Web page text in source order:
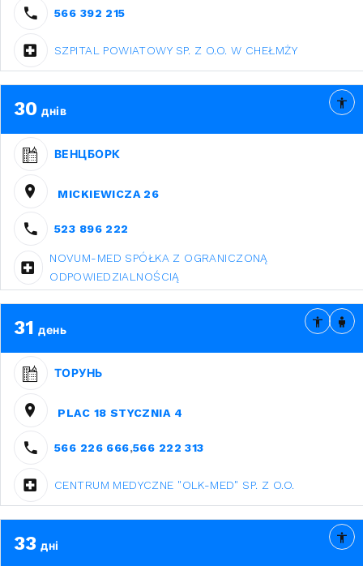
566 392 215
SZPITAL POWIATOWY SP. Z O.O. W CHEŁMŻY
30 днів
ВЕНЦБОРК
MICKIEWICZA 26
523 896 222
NOVUM-MED SPÓŁKA Z OGRANICZONĄ
ODPOWIEDZIALNOŚCIĄ
31 день
ТОРУНЬ
PLAC 18 STYCZNIA 4
566 226 666,566 222 313
CENTRUM MEDYCZNE "OLK-MED" SP. Z O.O.
33 дні